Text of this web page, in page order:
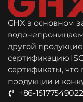
GHX в основном
другой
сертификацию
сертификаты, что
продукции и
+86-15177549022